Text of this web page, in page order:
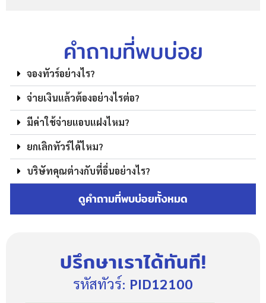
คำถามที่พบบ่อย
จองทัวร์อย่างไร?
จ่ายเงินแล้วต้องอย่างไรต่อ?
มีค่าใช้จ่ายแอบแฝงไหม?
ยกเลิกทัวร์ได้ไหม?
บริษัทคุณต่างกับที่อื่นอย่างไร?
ดูคำถามที่พบบ่อยทั้งหมด
ปรึกษาเราได้ทันที!
รหัสทัวร์: PID12100